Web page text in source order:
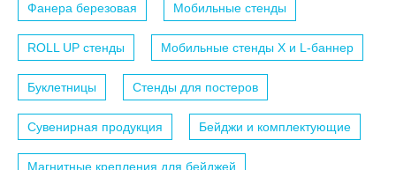
Фанера березовая Мобильные стенды
ROLL UP стенды Мобильные стенды X и L-баннер
Буклетницы Стенды для постеров
Сувенирная продукция Бейджи и комплектующие
Магнитные крепления для бейджей